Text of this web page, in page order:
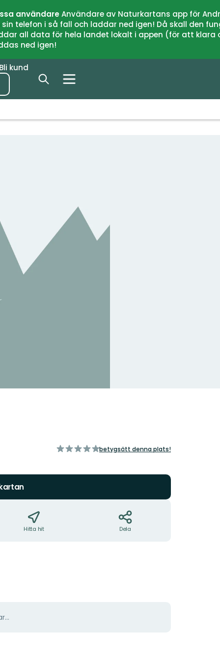
användareAnvändare av Naturkartans app för
telefon i så fall och laddar ned igen! Då skall den
all data för hela landet lokalt i appen (för att
ned igen!
Bli kund
av
betygsätt denna plats!
Hitta hit Dela